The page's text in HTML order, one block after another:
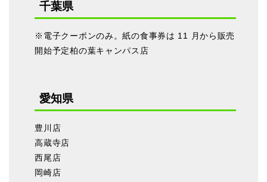
千葉県
※電子クーポンのみ。紙の食事券は 11 月から販売
開始予定柏の葉キャンパス店
愛知県
豊川店
高蔵寺店
西尾店
岡崎店